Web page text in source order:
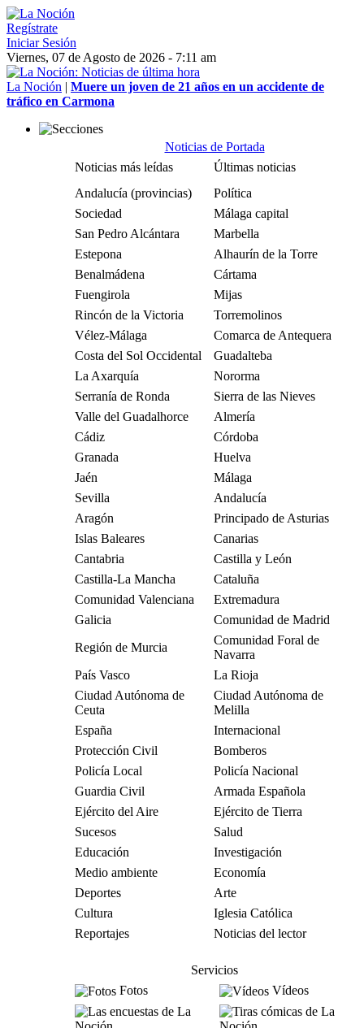
Regístrate
Iniciar Sesión
Viernes, 07 de Agosto de 2026 - 7:11 am
La Noción | Muere un joven de 21 años en un accidente de
tráfico en Carmona
Noticias de Portada
Noticias más leídas
Últimas noticias
Andalucía (provincias)
Política
Sociedad
Málaga capital
San Pedro Alcántara
Marbella
Estepona
Alhaurín de la Torre
Benalmádena
Cártama
Fuengirola
Mijas
Rincón de la Victoria
Torremolinos
Vélez-Málaga
Comarca de Antequera
Costa del Sol Occidental
Guadalteba
La Axarquía
Nororma
Serranía de Ronda
Sierra de las Nieves
Valle del Guadalhorce
Almería
Cádiz
Córdoba
Granada
Huelva
Jaén
Málaga
Sevilla
Andalucía
Aragón
Principado de Asturias
Islas Baleares
Canarias
Cantabria
Castilla y León
Castilla-La Mancha
Cataluña
Comunidad Valenciana
Extremadura
Galicia
Comunidad de Madrid
Región de Murcia
Comunidad Foral de
Navarra
País Vasco
La Rioja
Ciudad Autónoma de
Ceuta
Ciudad Autónoma de
Melilla
España
Internacional
Protección Civil
Bomberos
Policía Local
Policía Nacional
Guardia Civil
Armada Española
Ejército del Aire
Ejército de Tierra
Sucesos
Salud
Educación
Investigación
Medio ambiente
Economía
Deportes
Arte
Cultura
Iglesia Católica
Reportajes
Noticias del lector
Servicios
Fotos
Vídeos